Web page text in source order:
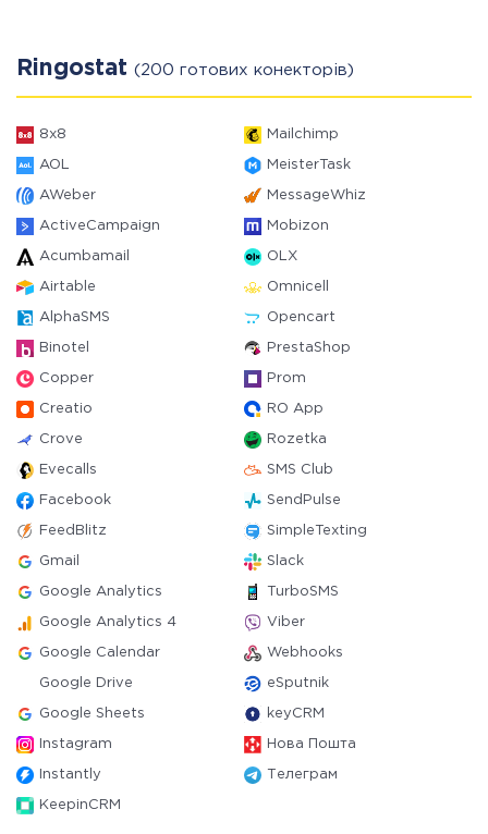
Ringostat (200 готових конекторів)
8x8 Mailchimp
AOL MeisterTask
AWeber MessageWhiz
ActiveCampaign Mobizon
Acumbamail OLX
Airtable Omnicell
AlphaSMS Opencart
Binotel PrestaShop
Copper Prom
Creatio RO App
Crove Rozetka
Evecalls SMS Club
Facebook SendPulse
FeedBlitz SimpleTexting
Gmail Slack
Google Analytics TurboSMS
Google Analytics 4 Viber
Google Calendar Webhooks
Google Drive eSputnik
Google Sheets keyCRM
Instagram Нова Пошта
Instantly Телеграм
KeepinCRM